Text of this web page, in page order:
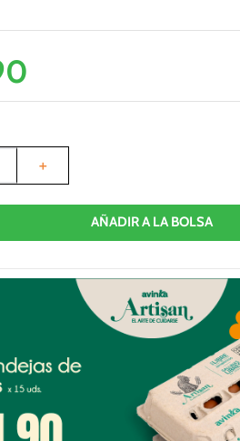
＋
AÑADIR A LA BOLSA